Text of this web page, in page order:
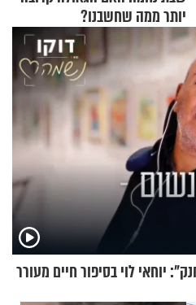
יותר ממה שחשבנו?
יוחאי לוי בסיפור חיים מעורר